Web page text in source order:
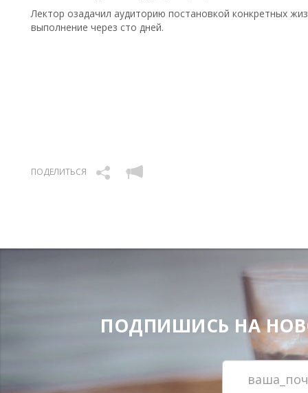
Лектор озадачил аудиторию постановкой конкретных
выполнение через сто дней.
ПОДЕЛИТЬСЯ
ПОДПИШИСЬ НА